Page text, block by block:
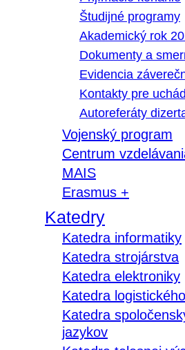
Študijné programy
Akademický rok
Dokumenty a
Evidencia
Kontakty pre
Autoreferáty
Vojenský program
Centrum
MAIS
Erasmus +
Katedry
Katedra informatiky
Katedra strojárstva
Katedra elektroniky
Katedra
Katedra
jazykov